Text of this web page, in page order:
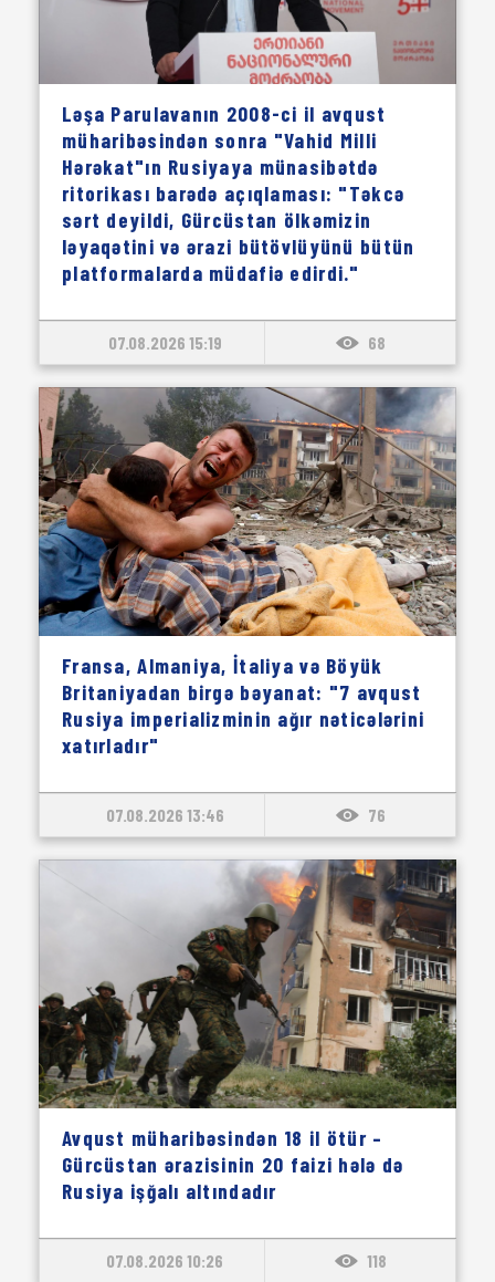
Ləşa Parulavanın 2008-ci il avqust
müharibəsindən sonra "Vahid Milli
Hərəkat"ın Rusiyaya münasibətdə
ritorikası barədə açıqlaması: "Təkcə
sərt deyildi, Gürcüstan ölkəmizin
ləyaqətini və ərazi bütövlüyünü bütün
platformalarda müdafiə edirdi."
07.08.2026 15:19 68
Fransa, Almaniya, İtaliya və Böyük
Britaniyadan birgə bəyanat: "7 avqust
Rusiya imperializminin ağır nəticələrini
xatırladır"
07.08.2026 13:46 76
Avqust müharibəsindən 18 il ötür –
Gürcüstan ərazisinin 20 faizi hələ də
Rusiya işğalı altındadır
07.08.2026 10:26 118